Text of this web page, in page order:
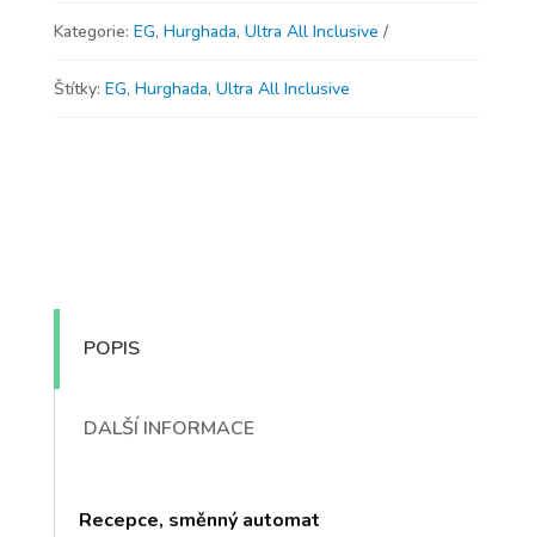
Kategorie: EG, Hurghada, Ultra All Inclusive
Štítky: EG, Hurghada, Ultra All Inclusive
POPIS
DALŠÍ INFORMACE
Recepce, směnný automat